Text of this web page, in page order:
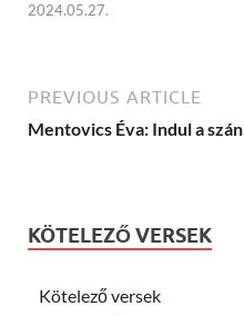
2024.05.27.
PREVIOUS ARTICLE
Mentovics Éva: Indul a szán
KÖTELEZŐ VERSEK
Kötelező versek